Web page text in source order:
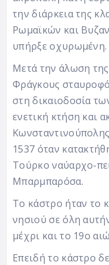
την διάρκεια της
Ρωμαϊκών και
υπήρξε οχυρωμένη.
Μετά την άλωση
Φράγκους
στη δικαιοδοσία
ενετική κτήση και
1537 όταν
Τούρκο ναύαρχο-
Μπαρμπαρόσα.
Το κάστρο ήταν το
νησιού σε όλη
μέχρι και το 19ο
Επειδή το κάστρο